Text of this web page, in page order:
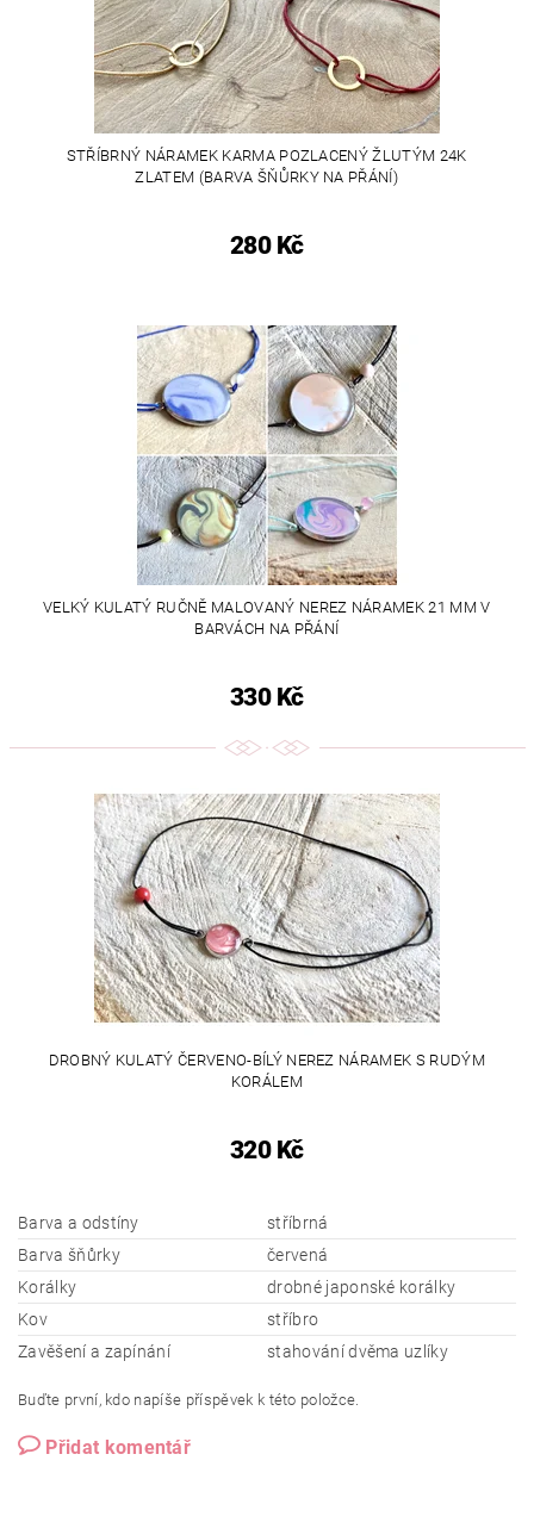
STŘÍBRNÝ NÁRAMEK KARMA POZLACENÝ ŽLUTÝM 24K
ZLATEM (BARVA ŠŇŮRKY NA PŘÁNÍ)
280 Kč
VELKÝ KULATÝ RUČNĚ MALOVANÝ NEREZ NÁRAMEK 21 MM V
BARVÁCH NA PŘÁNÍ
330 Kč
DROBNÝ KULATÝ ČERVENO-BÍLÝ NEREZ NÁRAMEK S RUDÝM
KORÁLEM
320 Kč
Barva a odstíny
stříbrná
Barva šňůrky
červená
Korálky
drobné japonské korálky
Kov
stříbro
Zavěšení a zapínání
stahování dvěma uzlíky
Buďte první, kdo napíše příspěvek k této položce.
Přidat komentář